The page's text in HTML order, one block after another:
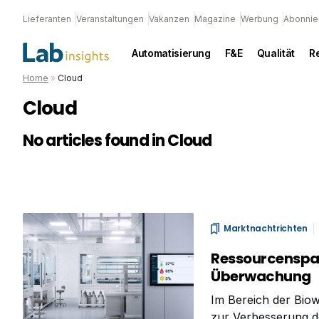
Lieferanten Veranstaltungen Vakanzen Magazine Werbung
Automatisierung F&E Qualität
Home » Cloud
Cloud
No articles found in Cloud
Marktnachtrichten
Überwachung
Im Bereich der